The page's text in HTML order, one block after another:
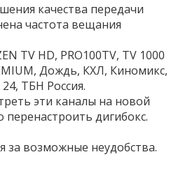
качества передачи
частота вещания
TV HD, PRO100TV, TV 1000
Дождь, КХЛ, Киномикс,
ТБН Россия.
эти каналы на новой
перенастроить дигибокс.
за возможные неудобства.